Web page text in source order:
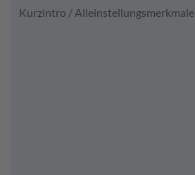
Kurzintro / Alleinstellungsmerkmale